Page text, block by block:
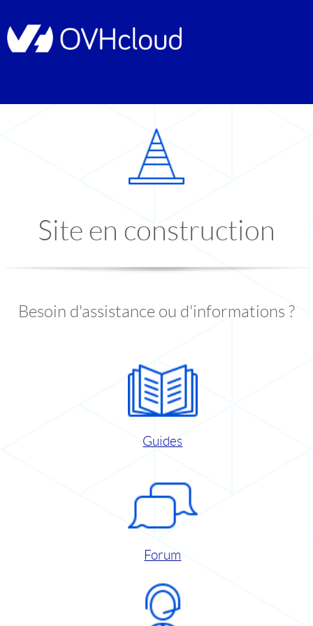
Site en construction
Besoin d'assistance ou d'informations ?
Guides
Forum